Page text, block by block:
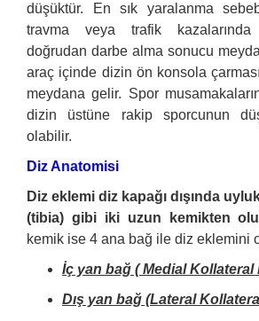
düşüktür. En sık yaralanma
travma veya trafik
doğrudan darbe alma sonucu
araç içinde dizin ön konsola
meydana gelir. Spor
dizin üstüne rakip sporcunun
olabilir.
Diz Anatomisi
Diz eklemi diz kapağı dışında
(tibia) gibi iki uzun kemikten
kemik ise 4 ana bağ ile diz eklemini
İç yan bağ ( Medial Kollateral
Dış yan bağ (Lateral